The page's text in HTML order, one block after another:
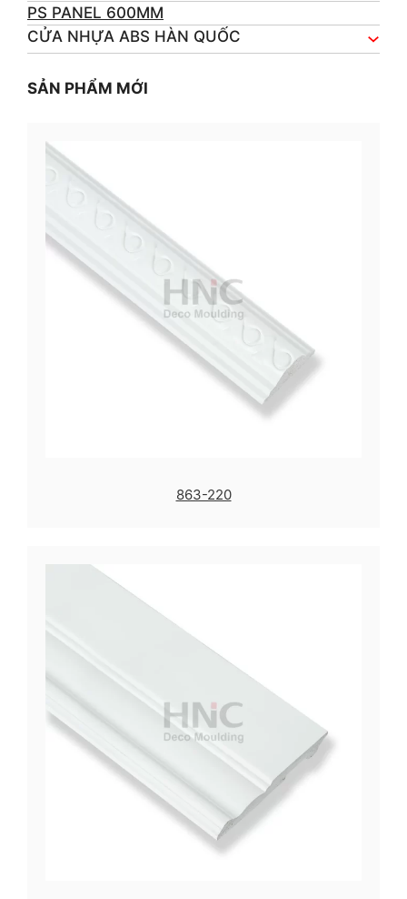
PS PANEL 600MM
CỬA NHỰA ABS HÀN QUỐC
SẢN PHẨM MỚI
863-220